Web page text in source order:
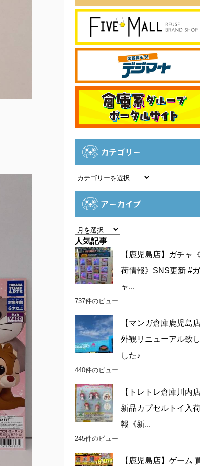
カテゴリー
カ
アーカイブ
ア
ー
カ
イ
ブ
人気記事
【鹿児島店】ガチャ
荷情報》SNS更新 #
ャ...
737件のビュー
【マンガ倉庫鹿児島店
外観リニューアル致
した♪
440件のビュー
【トレトレ倉庫川内店
新品カプセルトイ入
報《新...
245件のビュー
【鹿児島店】ゲーム